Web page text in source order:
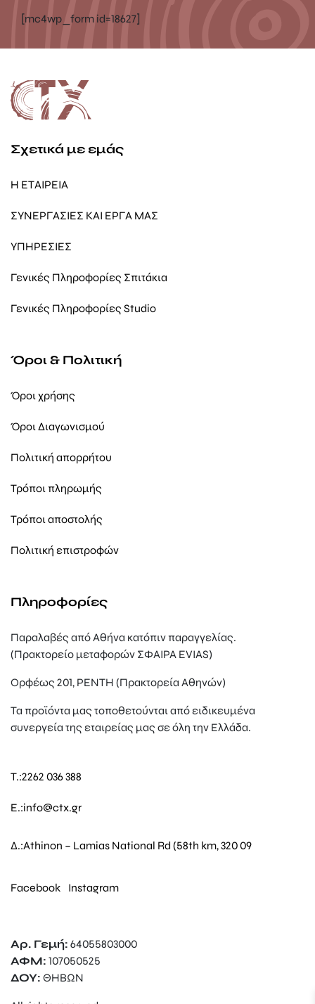
[mc4wp_form id=18627]
Σχετικά με εμάς
Η ΕΤΑΙΡΕΙΑ
ΣΥΝΕΡΓΑΣΙΕΣ ΚΑΙ ΕΡΓΑ ΜΑΣ
ΥΠΗΡΕΣΙΕΣ
Γενικές Πληροφορίες Σπιτάκια
Γενικές Πληροφορίες Studio
Όροι & Πολιτική
Όροι χρήσης
Όροι Διαγωνισμού
Πολιτική απορρήτου
Τρόποι πληρωμής
Τρόποι αποστολής
Πολιτική επιστροφών
Πληροφορίες
Παραλαβές από Αθήνα κατόπιν παραγγελίας.
(Πρακτορείο μεταφορών ΣΦΑΙΡΑ EVIAS)
Ορφέως 201, ΡΕΝΤΗ (Πρακτορεία Αθηνών)
Τα προϊόντα μας τοποθετούνται από ειδικευμένα
συνεργεία της εταιρείας μας σε όλη την Ελλάδα.
T.:2262 036 388
E.:info@ctx.gr
Δ.:Athinon – Lamias National Rd (58th km, 320 09
Facebook Instagram
Αρ. Γεμή: 64055803000
ΑΦΜ: 107050525
ΔΟΥ: ΘΗΒΩΝ